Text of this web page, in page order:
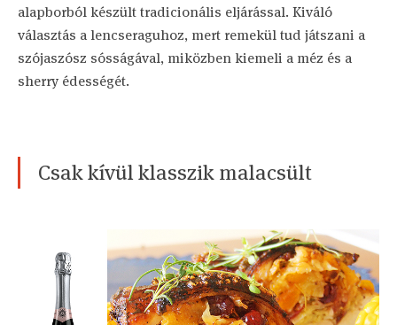
alapborból készült tradicionális eljárással. Kiváló
választás a lencseraguhoz, mert remekül tud játszani a
szójaszósz sósságával, miközben kiemeli a méz és a
sherry édességét.
Csak kívül klasszik malacsült